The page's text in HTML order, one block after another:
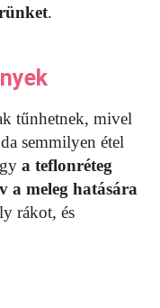
.
tűnhetnek, mivel
semmilyen étel
a teflonréteg
a meleg hatására
rákot, és